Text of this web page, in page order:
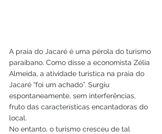
A praia do Jacaré é uma pérola do turismo
paraibano. Como disse a economista Zélia
Almeida, a atividade turística na praia do
Jacaré “foi um achado”. Surgiu
espontaneamente, sem interferências,
fruto das características encantadoras do
local.
No entanto, o turismo cresceu de tal